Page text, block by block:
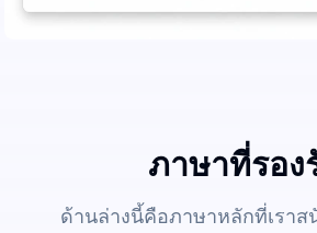
ภาษาที่รอง
ด้านล่างนี้คือภาษาหลักที่เรา